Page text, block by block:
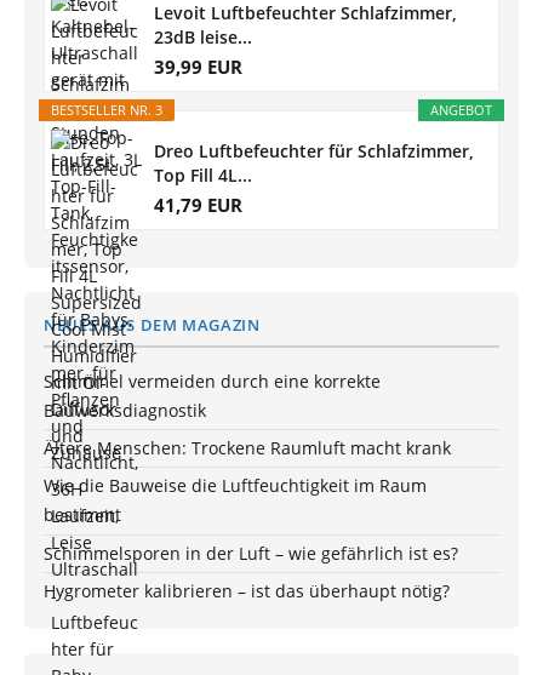
Levoit Luftbefeuchter Schlafzimmer,
23dB leise...
39,99 EUR
ANGEBOT
BESTSELLER NR. 3
Dreo Luftbefeuchter für Schlafzimmer,
Top Fill 4L...
41,79 EUR
NEUES AUS DEM MAGAZIN
Schimmel vermeiden durch eine korrekte
Bauwerksdiagnostik
Ältere Menschen: Trockene Raumluft macht krank
Wie die Bauweise die Luftfeuchtigkeit im Raum
bestimmt
Schimmelsporen in der Luft – wie gefährlich ist es?
Hygrometer kalibrieren – ist das überhaupt nötig?